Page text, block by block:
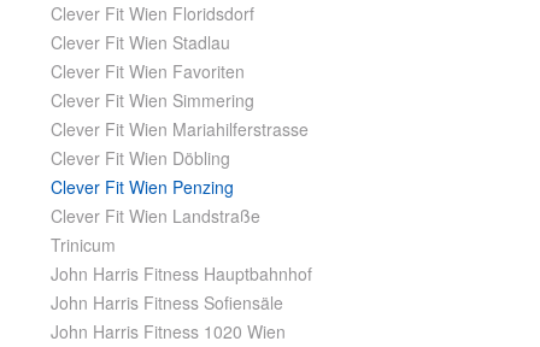
Clever Fit Wien Floridsdorf
Clever Fit Wien Stadlau
Clever Fit Wien Favoriten
Clever Fit Wien Simmering
Clever Fit Wien Mariahilferstrasse
Clever Fit Wien Döbling
Clever Fit Wien Penzing
Clever Fit Wien Landstraße
Trinicum
John Harris Fitness Hauptbahnhof
John Harris Fitness Sofiensäle
John Harris Fitness 1020 Wien